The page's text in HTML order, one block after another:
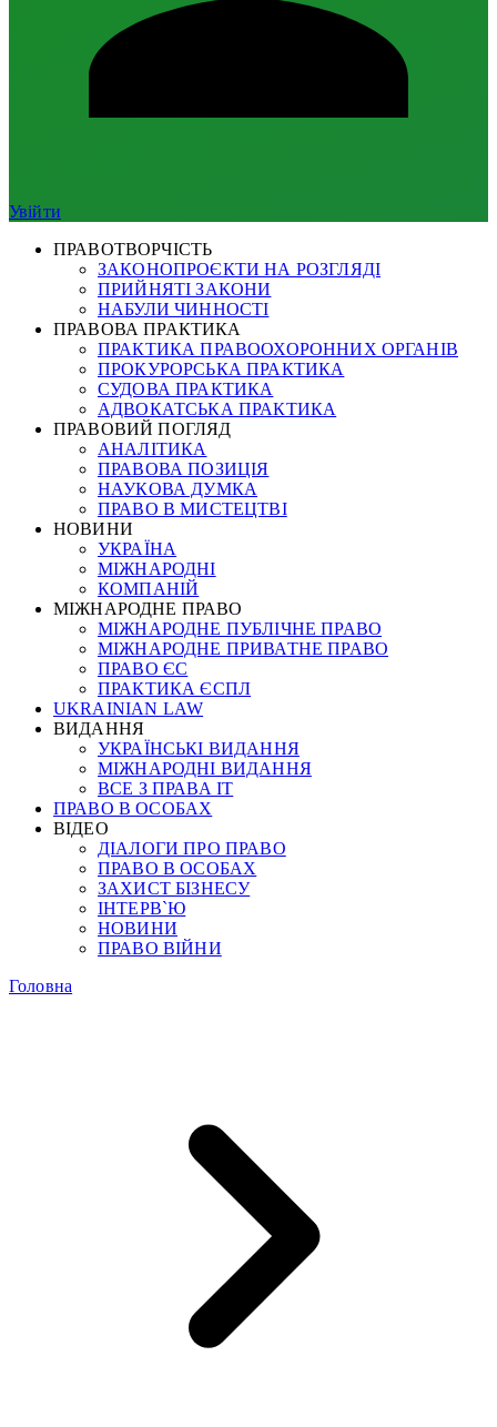
Увійти
ПРАВОТВОРЧІСТЬ
ЗАКОНОПРОЄКТИ НА РОЗГЛЯДІ
ПРИЙНЯТІ ЗАКОНИ
НАБУЛИ ЧИННОСТІ
ПРАВОВА ПРАКТИКА
ПРАКТИКА ПРАВООХОРОННИХ ОРГАНІВ
ПРОКУРОРСЬКА ПРАКТИКА
СУДОВА ПРАКТИКА
АДВОКАТСЬКА ПРАКТИКА
ПРАВОВИЙ ПОГЛЯД
АНАЛІТИКА
ПРАВОВА ПОЗИЦІЯ
НАУКОВА ДУМКА
ПРАВО В МИСТЕЦТВІ
НОВИНИ
УКРАЇНА
МІЖНАРОДНІ
КОМПАНІЙ
МІЖНАРОДНЕ ПРАВО
МІЖНАРОДНЕ ПУБЛІЧНЕ ПРАВО
МІЖНАРОДНЕ ПРИВАТНЕ ПРАВО
ПРАВО ЄС
ПРАКТИКА ЄСПЛ
UKRAINIAN LAW
ВИДАННЯ
УКРАЇНСЬКІ ВИДАННЯ
МІЖНАРОДНІ ВИДАННЯ
ВСЕ З ПРАВА ІТ
ПРАВО В ОСОБАХ
ВІДЕО
ДІАЛОГИ ПРО ПРАВО
ПРАВО В ОСОБАХ
ЗАХИСТ БІЗНЕСУ
ІНТЕРВ`Ю
НОВИНИ
ПРАВО ВІЙНИ
Головна